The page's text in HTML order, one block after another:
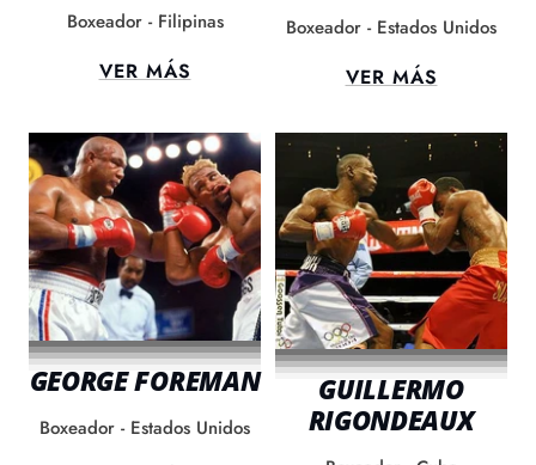
Boxeador - Filipinas
VER MÁS
Boxeador - Estados Unidos
VER MÁS
GEORGE FOREMAN
Boxeador - Estados Unidos
GUILLERMO
RIGONDEAUX